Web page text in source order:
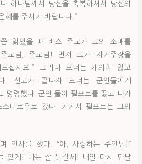
하나님께서 당신을 축복하셔서 당신의
혜를 주시기 바랍니다.”
쯤 읽었을 때 베스 주교가 그의 소매를
교님, 주교님! 먼저 그가 자기주장을
십시오.” 그러나 보너는 개의치 않고
. 선고가 끝나자 보너는 군인들에게
명령했다. 군인 둘이 필포트를 끓고 나가
터로우로 갔다. 거기서 필포트는 그의
인사를 했다. “아, 사랑하는 주인님!”
있게! 나는 잘 될걸세! 내일 다시 만날